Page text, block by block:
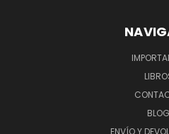
BLOG
ENVÍO Y